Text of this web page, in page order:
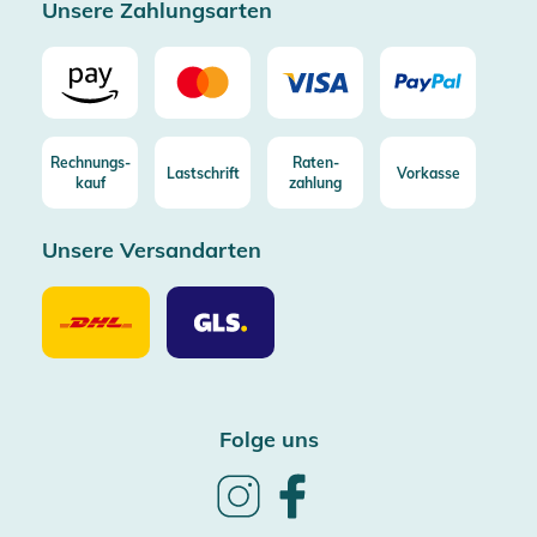
Unsere Zahlungsarten
Rechnungs-
kauf
Lastschrift
Raten-
zahlung
Vorkasse
Unsere Versandarten
Unsere
Versandarten
DHL
Unsere
Versandarten
GLS
Folge uns
Follow